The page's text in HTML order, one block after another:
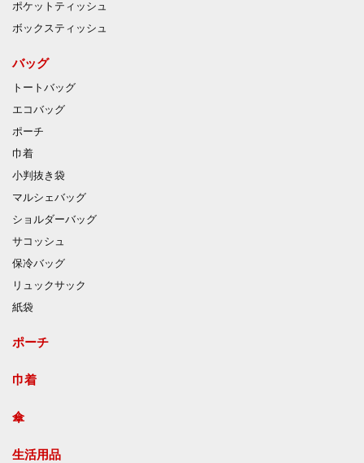
ポケットティッシュ
ボックスティッシュ
バッグ
トートバッグ
エコバッグ
ポーチ
巾着
小判抜き袋
マルシェバッグ
ショルダーバッグ
サコッシュ
保冷バッグ
リュックサック
紙袋
ポーチ
巾着
傘
生活用品